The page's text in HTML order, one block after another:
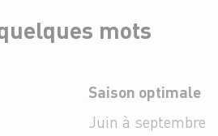
mots
Saison optimale
Juin à septembre